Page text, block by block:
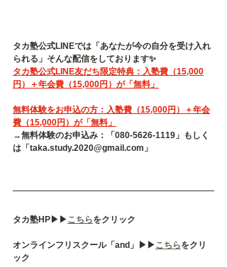
タカ塾公式LINEでは「あなたが今の自分を受け入れ
られる」そんな配信をしております✨
タカ塾公式LINE友だち限定特典：入塾費（15,000
円）＋年会費（15,000円）が「無料」
無料体験をお申込の方：入塾費（15,000円）＋年会
費（15,000円）が「無料」
→無料体験のお申込み：「080-5626-1119」もしく
は「taka.study.2020@gmail.com」
タカ塾HP▶︎▶︎こちらをクリック
オンラインフリスクール「and」▶︎▶︎こちらをクリ
ック